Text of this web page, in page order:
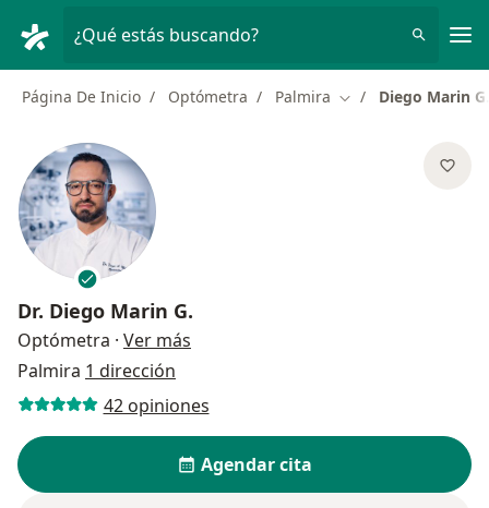
¿Qué estás buscando?
Página De Inicio Optómetra Palmira Cambiar de ciudad
Diego Marin G.
Dr. Diego Marin G.
Optómetra · Ver más
Palmira 1 dirección
42 opiniones
Agendar cita